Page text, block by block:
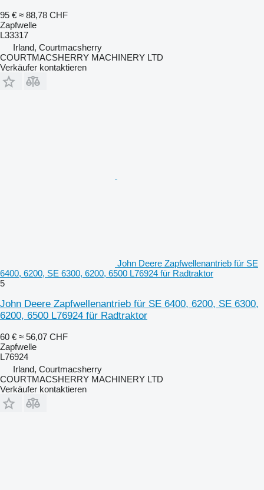
95 € ≈ 88,78 CHF
Zapfwelle
L33317
Irland, Courtmacsherry
COURTMACSHERRY MACHINERY LTD
Verkäufer kontaktieren
John Deere Zapfwellenantrieb für SE
6400, 6200, SE 6300, 6200, 6500 L76924 für Radtraktor
5
John Deere Zapfwellenantrieb für SE 6400, 6200, SE 6300,
6200, 6500 L76924 für Radtraktor
60 € ≈ 56,07 CHF
Zapfwelle
L76924
Irland, Courtmacsherry
COURTMACSHERRY MACHINERY LTD
Verkäufer kontaktieren